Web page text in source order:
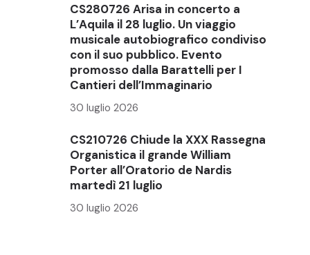
CS280726 Arisa in concerto a
L’Aquila il 28 luglio. Un viaggio
musicale autobiografico condiviso
con il suo pubblico. Evento
promosso dalla Barattelli per I
Cantieri dell’Immaginario
30 luglio 2026
CS210726 Chiude la XXX Rassegna
Organistica il grande William
Porter all’Oratorio de Nardis
martedì 21 luglio
30 luglio 2026